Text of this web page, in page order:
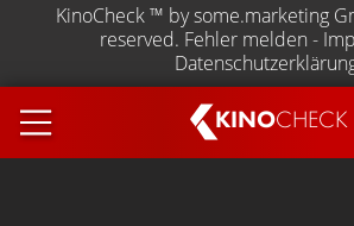
KINOCHECK
KinoCheck ™ by some.marketing
reserved. Fehler melden -